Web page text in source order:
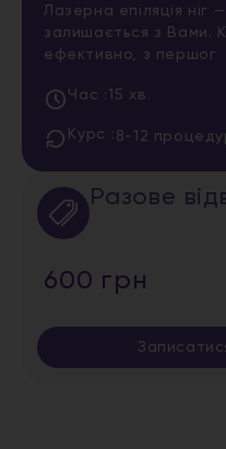
Лазерна епіляція ніг
залишається з Вами.
ефективно, з першог
Час : 15 хв.
Курс : 8-12
Разове
600 грн